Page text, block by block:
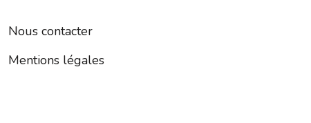
Nous contacter
Mentions légales